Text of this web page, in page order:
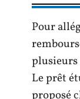
Pour
plusieurs
Le prêt
proposé